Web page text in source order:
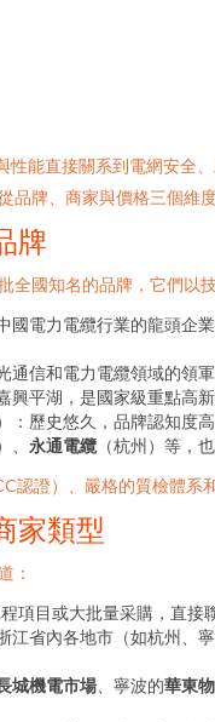
性能直接關系到電網安
品牌、商家與價格三個維
牌
全國知名的品牌，它們以
國電力電纜行業的龍頭企
通信和電力電纜領域的領
興平湖，是國家級重點高
：歷史悠久，品牌認知度
、 永通電纜 （杭州）等，
認證）、嚴格的質檢體系
家類型
：
程項目或大批量采購，直
江省內各地市（如杭州、
城機電市場 、寧波的華東